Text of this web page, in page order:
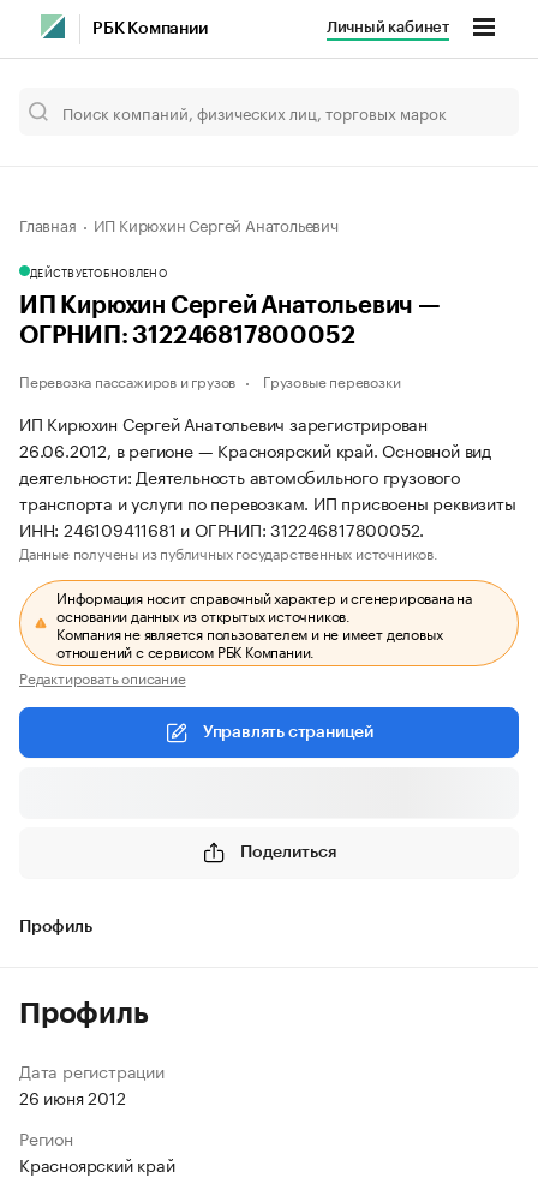
РБК Компании Личный кабинет
Главная ИП Кирюхин Сергей Анатольевич
ДЕЙСТВУЕТОБНОВЛЕНО
ИП Кирюхин Сергей Анатольевич —
ОГРНИП: 312246817800052
Перевозка пассажиров и грузов Грузовые перевозки
ИП Кирюхин Сергей Анатольевич зарегистрирован
26.06.2012, в регионе — Красноярский край. Основной вид
деятельности: Деятельность автомобильного грузового
транспорта и услуги по перевозкам. ИП присвоены реквизиты
ИНН: 246109411681 и ОГРНИП: 312246817800052.
Данные получены из публичных государственных источников.
Информация носит справочный характер и сгенерирована на
основании данных из открытых источников.
Компания не является пользователем и не имеет деловых
отношений с сервисом РБК Компании.
Редактировать описание
Управлять страницей
Поделиться
Профиль
Профиль
Дата регистрации
26 июня 2012
Регион
Красноярский край